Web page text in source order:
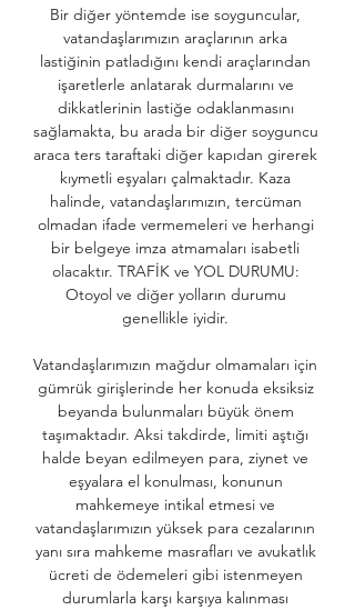
Bir diğer yöntemde ise soyguncular,
vatandaşlarımızın araçlarının arka
lastiğinin patladığını kendi araçlarından
işaretlerle anlatarak durmalarını ve
dikkatlerinin lastiğe odaklanmasını
sağlamakta, bu arada bir diğer soyguncu
araca ters taraftaki diğer kapıdan girerek
kıymetli eşyaları çalmaktadır. Kaza
halinde, vatandaşlarımızın, tercüman
olmadan ifade vermemeleri ve herhangi
bir belgeye imza atmamaları isabetli
olacaktır. TRAFİK ve YOL DURUMU:
Otoyol ve diğer yolların durumu
genellikle iyidir.
Vatandaşlarımızın mağdur olmamaları için
gümrük girişlerinde her konuda eksiksiz
beyanda bulunmaları büyük önem
taşımaktadır. Aksi takdirde, limiti aştığı
halde beyan edilmeyen para, ziynet ve
eşyalara el konulması, konunun
mahkemeye intikal etmesi ve
vatandaşlarımızın yüksek para cezalarının
yanı sıra mahkeme masrafları ve avukatlık
ücreti de ödemeleri gibi istenmeyen
durumlarla karşı karşıya kalınması